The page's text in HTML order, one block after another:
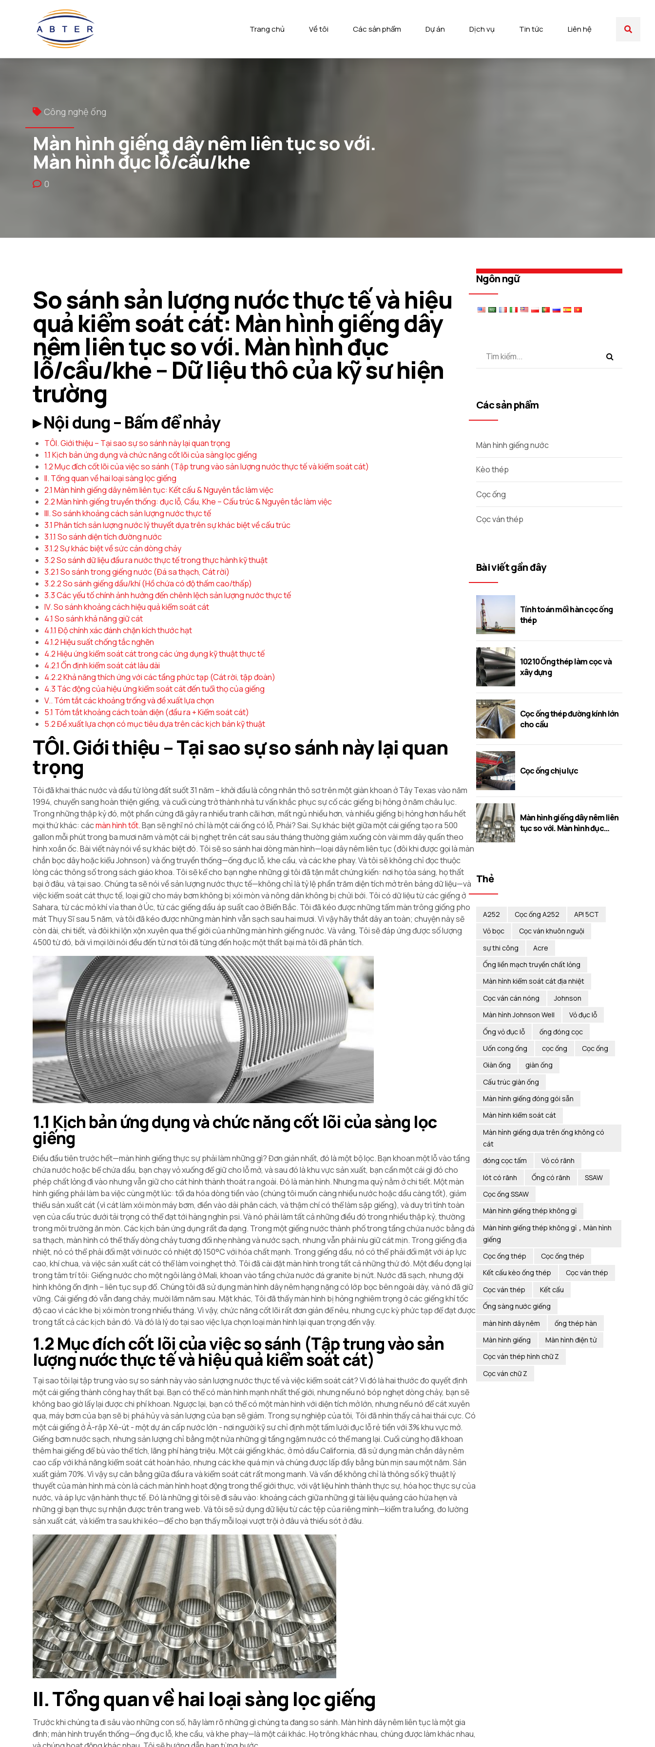
Trang chủ Về tôi Các sản phẩm Dự án Dịch vụ Tin tức Liên hệ
Công nghệ ống
Màn hình giếng dây nêm liên tục so với.
Màn hình đục lỗ/cầu/khe
0
So sánh sản lượng nước thực tế và hiệu
quả kiểm soát cát: Màn hình giếng dây
nêm liên tục so với. Màn hình đục
lỗ/cầu/khe – Dữ liệu thô của kỹ sư hiện
trường
▸ Nội dung – Bấm để nhảy
TÔI. Giới thiệu – Tại sao sự so sánh này lại quan trọng
1.1 Kịch bản ứng dụng và chức năng cốt lõi của sàng lọc giếng
1.2 Mục đích cốt lõi của việc so sánh (Tập trung vào sản lượng nước thực tế và kiểm soát cát)
II. Tổng quan về hai loại sàng lọc giếng
2.1 Màn hình giếng dây nêm liên tục: Kết cấu & Nguyên tắc làm việc
2.2 Màn hình giếng truyền thống: đục lỗ, Cầu, Khe – Cấu trúc & Nguyên tắc làm việc
III. So sánh khoảng cách sản lượng nước thực tế
3.1 Phân tích sản lượng nước lý thuyết dựa trên sự khác biệt về cấu trúc
3.1.1 So sánh diện tích đường nước
3.1.2 Sự khác biệt về sức cản dòng chảy
3.2 So sánh dữ liệu đầu ra nước thực tế trong thực hành kỹ thuật
3.2.1 So sánh trong giếng nước (Đá sa thạch, Cát rời)
3.2.2 So sánh giếng dầu/khí (Hồ chứa có độ thấm cao/thấp)
3.3 Các yếu tố chính ảnh hưởng đến chênh lệch sản lượng nước thực tế
IV. So sánh khoảng cách hiệu quả kiểm soát cát
4.1 So sánh khả năng giữ cát
4.1.1 Độ chính xác đánh chặn kích thước hạt
4.1.2 Hiệu suất chống tắc nghẽn
4.2 Hiệu ứng kiểm soát cát trong các ứng dụng kỹ thuật thực tế
4.2.1 Ổn định kiểm soát cát lâu dài
4.2.2 Khả năng thích ứng với các tầng phức tạp (Cát rời, tập đoàn)
4.3 Tác động của hiệu ứng kiểm soát cát đến tuổi thọ của giếng
V.. Tóm tắt các khoảng trống và đề xuất lựa chọn
5.1 Tóm tắt khoảng cách toàn diện (đầu ra + Kiểm soát cát)
5.2 Đề xuất lựa chọn có mục tiêu dựa trên các kịch bản kỹ thuật
TÔI. Giới thiệu – Tại sao sự so sánh này lại quan
trọng
Tôi đã khai thác nước và dầu từ lòng đất suốt 31 năm – khởi đầu là công nhân thô sơ trên một giàn khoan ở Tây Texas vào năm
1994, chuyển sang hoàn thiện giếng, và cuối cùng trở thành nhà tư vấn khắc phục sự cố các giếng bị hỏng ở năm châu lục.
Trong những thập kỷ đó, một phần cứng đã gây ra nhiều tranh cãi hơn, mất ngủ nhiều hơn, và nhiều giếng bị hỏng hơn hầu hết
mọi thứ khác: cácmàn hình tốt. Bạn sẽ nghĩ nó chỉ là một cái ống có lỗ, Phải? Sai. Sự khác biệt giữa một cái giếng tạo ra 500
gallon mỗi phút trong ba mươi năm và một cái bị nghẹt trên cát sau sáu tháng thường giảm xuống còn vài mm dây quấn theo
hình xoắn ốc. Bài viết này nói về sự khác biệt đó. Tôi sẽ so sánh hai dòng màn hình—loại dây nêm liên tục (đôi khi được gọi là màn
chắn bọc dây hoặc kiểu Johnson) và ống truyền thống—ống đục lỗ, khe cầu, và các khe phay. Và tôi sẽ không chỉ đọc thuộc
lòng các thông số trong sách giáo khoa. Tôi sẽ kể cho bạn nghe những gì tôi đã tận mắt chứng kiến: nơi họ tỏa sáng, họ thất
bại ở đâu, và tại sao. Chúng ta sẽ nói về sản lượng nước thực tế—không chỉ là tỷ lệ phần trăm diện tích mở trên bảng dữ liệu—và
việc kiểm soát cát thực tế, loại giữ cho máy bơm không bị xói mòn và nông dân không bị chửi bới. Tôi có dữ liệu từ các giếng ở
Sahara, từ các mỏ khí vỉa than ở Úc, từ các giếng dầu áp suất cao ở Biển Bắc. Tôi đã kéo được những tấm màn trông giống pho
mát Thụy Sĩ sau 5 năm, và tôi đã kéo được những màn hình vẫn sạch sau hai mươi. Vì vậy hãy thắt dây an toàn; chuyện này sẽ
còn dài, chi tiết, và đôi khi lộn xộn xuyên qua thế giới của những màn hình giếng nước. Và vâng, Tôi sẽ đáp ứng được số lượng
4500 từ đó, bởi vì mọi lời nói đều đến từ nơi tôi đã từng đến hoặc một thất bại mà tôi đã phân tích.
1.1 Kịch bản ứng dụng và chức năng cốt lõi của sàng lọc
giếng
Điều đầu tiên trước hết—màn hình giếng thực sự phải làm những gì? Đơn giản nhất, đó là một bộ lọc. Bạn khoan một lỗ vào tầng
chứa nước hoặc bể chứa dầu, bạn chạy vỏ xuống để giữ cho lỗ mở, và sau đó là khu vực sản xuất, bạn cần một cái gì đó cho
phép chất lỏng đi vào nhưng vẫn giữ cho cát hình thành thoát ra ngoài. Đó là màn hình. Nhưng ma quỷ nằm ở chi tiết. Một màn
hình giếng phải làm ba việc cùng một lúc: tối đa hóa dòng tiền vào (chúng tôi muốn càng nhiều nước hoặc dầu càng tốt), giảm
thiểu sản xuất cát (vì cát làm xói mòn máy bơm, điền vào dải phân cách, và thậm chí có thể làm sập giếng), và duy trì tính toàn
vẹn của cấu trúc dưới tải trọng có thể đạt tới hàng nghìn psi. Và nó phải làm tất cả những điều đó trong nhiều thập kỷ, thường
trong môi trường ăn mòn. Các kịch bản ứng dụng rất đa dạng. Trong một giếng nước thành phố trong tầng chứa nước bằng đá
sa thạch, màn hình có thể thấy dòng chảy tương đối nhẹ nhàng và nước sạch, nhưng vẫn phải níu giữ cát mịn. Trong giếng địa
nhiệt, nó có thể phải đối mặt với nước có nhiệt độ 150°C với hóa chất mạnh. Trong giếng dầu, nó có thể phải đối mặt với áp lực
cao, khí chua, và việc sản xuất cát có thể làm voi nghẹt thở. Tôi đã cài đặt màn hình trong tất cả những thứ đó. Một điều đọng lại
trong tâm trí tôi: Giếng nước cho một ngôi làng ở Mali, khoan vào tầng chứa nước đá granite bị nứt. Nước đã sạch, nhưng đội
hình không ổn định – liên tục sụp đổ. Chúng tôi đã sử dụng màn hình dây nêm hạng nặng có lớp bọc bên ngoài dày, và nó đã giữ
vững. Cái giếng đó vẫn đang chảy, mười lăm năm sau. Mặt khác, Tôi đã thấy màn hình bị hỏng nghiêm trọng ở các giếng khí tốc
độ cao vì các khe bị xói mòn trong nhiều tháng. Vì vậy, chức năng cốt lõi rất đơn giản để nêu, nhưng cực kỳ phức tạp để đạt được
trong tất cả các kịch bản đó. Và đó là lý do tại sao việc lựa chọn loại màn hình lại quan trọng đến vậy.
1.2 Mục đích cốt lõi của việc so sánh (Tập trung vào sản
lượng nước thực tế và hiệu quả kiểm soát cát)
Tại sao tôi lại tập trung vào sự so sánh này vào sản lượng nước thực tế và việc kiểm soát cát? Vì đó là hai thước đo quyết định
một cái giếng thành công hay thất bại. Bạn có thể có màn hình mạnh nhất thế giới, nhưng nếu nó bóp nghẹt dòng chảy, bạn sẽ
không bao giờ lấy lại được chi phí khoan. Ngược lại, bạn có thể có một màn hình với diện tích mở lớn, nhưng nếu nó để cát xuyên
qua, máy bơm của bạn sẽ bị phá hủy và sản lượng của bạn sẽ giảm. Trong sự nghiệp của tôi, Tôi đã nhìn thấy cả hai thái cực. Có
một cái giếng ở Ả-rập Xê-út - một dự án cấp nước lớn - nơi người kỹ sư chỉ định một tấm lưới đục lỗ rẻ tiền với 3% khu vực mở.
Giếng bơm nước sạch, nhưng sản lượng chỉ bằng một nửa những gì tầng ngậm nước có thể mang lại. Cuối cùng họ đã khoan
thêm hai giếng để bù vào thể tích, lãng phí hàng triệu. Một cái giếng khác, ở mỏ dầu California, đã sử dụng màn chắn dây nêm
cao cấp với khả năng kiểm soát cát hoàn hảo, nhưng các khe quá mịn và chúng được lấp đầy bằng bùn mịn sau một năm. Sản
xuất giảm 70%. Vì vậy sự cân bằng giữa đầu ra và kiểm soát cát rất mong manh. Và vấn đề không chỉ là thông số kỹ thuật lý
thuyết của màn hình mà còn là cách màn hình hoạt động trong thế giới thực, với vật liệu hình thành thực sự, hóa học thực sự của
nước, và áp lực vận hành thực tế. Đó là những gì tôi sẽ đi sâu vào: khoảng cách giữa những gì tài liệu quảng cáo hứa hẹn và
những gì bạn thực sự nhận được trên trang web. Và tôi sẽ sử dụng dữ liệu từ các tệp của riêng mình—kiểm tra luồng, đo lường
sản xuất cát, và kiểm tra sau khi kéo—để cho bạn thấy mỗi loại vượt trội ở đâu và thiếu sót ở đâu.
II. Tổng quan về hai loại sàng lọc giếng
Trước khi chúng ta đi sâu vào những con số, hãy làm rõ những gì chúng ta đang so sánh. Màn hình dây nêm liên tục là một gia
đình; màn hình truyền thống—ống đục lỗ, khe cầu, và khe phay—là một cái khác. Họ trông khác nhau, chúng được làm khác nhau,
Ngôn ngữ
Các sản phẩm
Màn hình giếng nước
Kèo thép
Cọc ống
Cọc ván thép
Bài viết gần đây
Tính toán mối hàn cọc ống
thép
10210 Ống thép làm cọc và
xây dựng
Cọc ống thép đường kính lớn
cho cầu
Cọc ống chịu lực
Màn hình giếng dây nêm liên
tục so với. Màn hình đục
Thẻ
A252 Cọc ống A252
API 5CT
Vỏ bọc
Cọc ván khuôn nguội
sự thi công
Acre
Ống liền mạch truyền chất lỏng
Màn hình kiểm soát cát địa nhiệt
Cọc ván cán nóng
Johnson
Màn hình Johnson Well
Vỏ đục lỗ
Ống vỏ đục lỗ
ống đóng cọc
Uốn cong ống
cọc ống
Cọc ống
Giàn ống
giàn ống
Cấu trúc giàn ống
Màn hình giếng đóng gói sẵn
Màn hình kiểm soát cát
Màn hình giếng dựa trên ống không có
cát
đóng cọc tấm
Vỏ có rãnh
lót có rãnh
Ống có rãnh
SSAW
Cọc ống SSAW
Màn hình giếng thép không gỉ
Màn hình giếng thép không gỉ，Màn hình
giếng
Cọc ống thép
Cọc ống thép
Kết cấu kèo ống thép
Cọc ván thép
Cọc ván thép
Kết cấu
Ống sàng nước giếng
màn hình dây nêm
ống thép hàn
Màn hình giếng
Màn hình điện tử
Cọc ván thép hình chữ Z
Cọc ván chữ Z